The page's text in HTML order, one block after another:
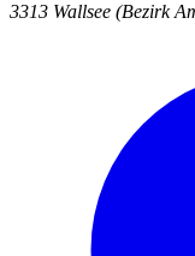
3313 Wallsee (Bezirk